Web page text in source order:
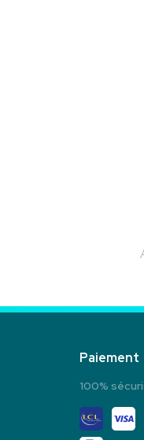
Paiement
100%